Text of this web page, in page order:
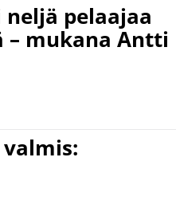
pelaajaa
– mukana Antti